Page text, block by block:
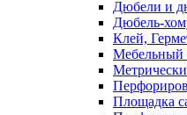
Дюбели и
Дюбель-
Клей,
Мебельный
Площадка